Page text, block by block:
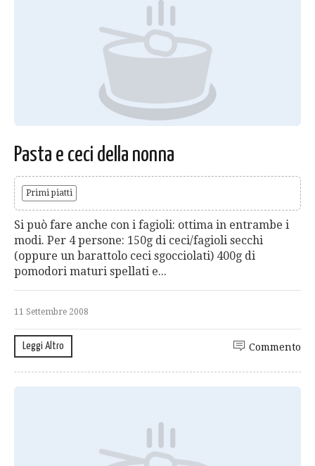
Pasta e ceci della nonna
Primi piatti
Si può fare anche con i fagioli: ottima in entrambe i
modi. Per 4 persone: 150g di ceci/fagioli secchi
(oppure un barattolo ceci sgocciolati) 400g di
pomodori maturi spellati e...
11 Settembre 2008
Leggi Altro Commento